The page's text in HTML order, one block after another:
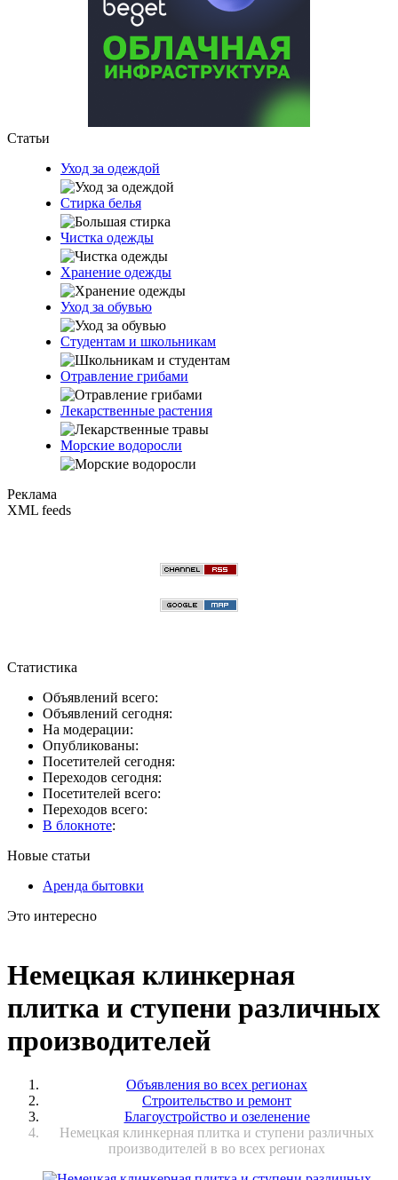
Статьи
Уход за одеждой
Стирка белья
Чистка одежды
Хранение одежды
Уход за обувью
Студентам и школьникам
Отравление грибами
Лекарственные растения
Морские водоросли
Реклама
XML feeds
Статистика
Объявлений всего:
Объявлений сегодня:
На модерации:
Опубликованы:
Посетителей сегодня:
Переходов сегодня:
Посетителей всего:
Переходов всего:
В блокноте:
Новые статьи
Аренда бытовки
Это интересно
Немецкая клинкерная
плитка и ступени различных
производителей
Объявления во всех регионах
Строительство и ремонт
Благоустройство и озеленение
Немецкая клинкерная плитка и ступени различных
производителей в во всех регионах